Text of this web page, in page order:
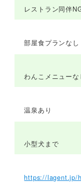
レストラン同伴
部屋食プランなし
わんこメニューな
温泉あり
小型犬まで
https://lagent.jp/